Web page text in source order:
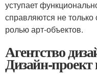
уступает
справляются не
ролью арт-объектов.
Агентство
Дизайн-